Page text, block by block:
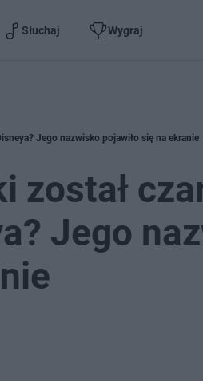
Słuchaj Wygraj
Jego nazwisko pojawiło się na ekranie
został
Jego